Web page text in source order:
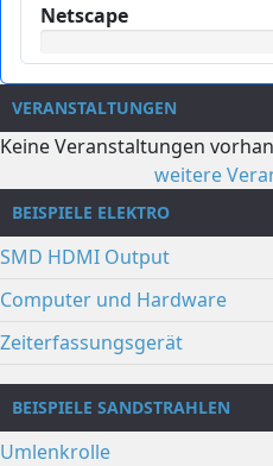
Netscape
VERANSTALTUNGEN
Keine Veranstaltungen
weitere
BEISPIELE ELEKTRO
SMD HDMI Output
Computer und Hardware
Zeiterfassungsgerät
BEISPIELE SANDSTRAHLEN
Umlenkrolle